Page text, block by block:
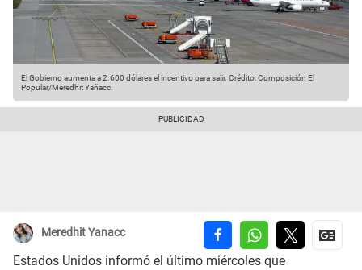
El Gobierno aumenta a 2.600 dólares el incentivo para salir. Crédito: Composición El
Popular/Meredhit Yañacc.
Meredhit Yanacc
Estados Unidos informó el último miércoles que